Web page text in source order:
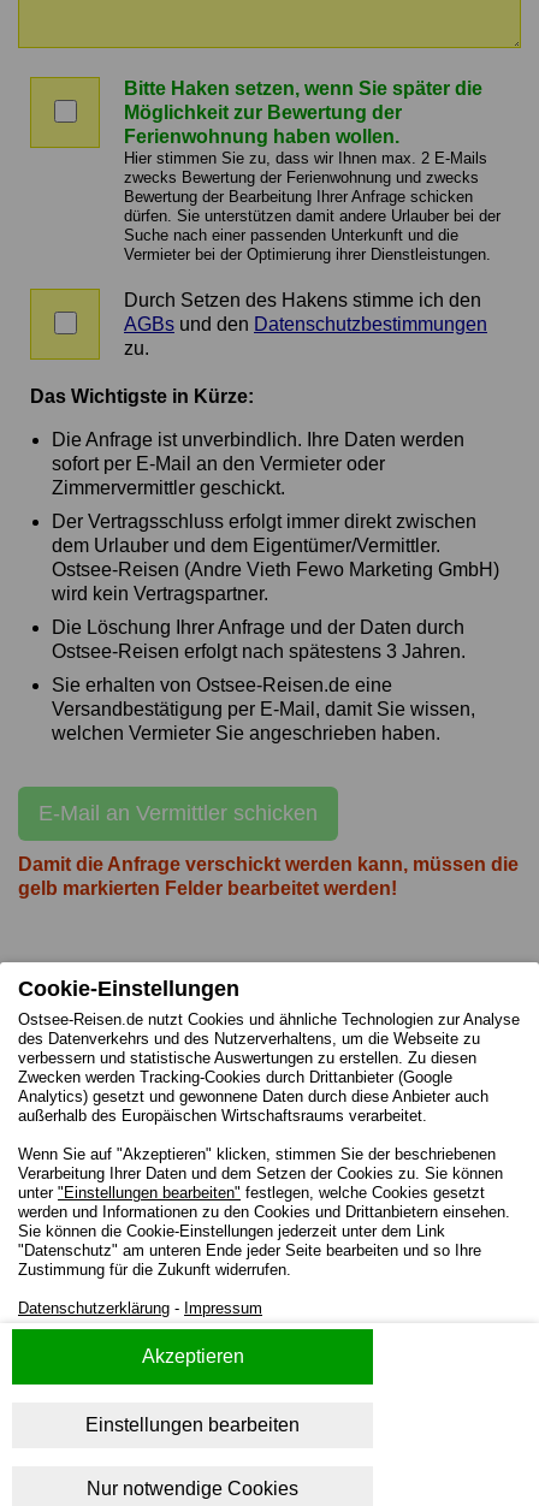
an
Vermittler
Haken
setzen,
wenn
später
Bewertung
haben
Bitte Haken setzen, wenn Sie später die
Möglichkeit zur Bewertung der
Ferienwohnung haben wollen.
Hier stimmen Sie zu, dass wir Ihnen max. 2 E-Mails
zwecks Bewertung der Ferienwohnung und zwecks
Bewertung der Bearbeitung Ihrer Anfrage schicken
dürfen. Sie unterstützen damit andere Urlauber bei der
Suche nach einer passenden Unterkunft und die
Vermieter bei der Optimierung ihrer Dienstleistungen.
Zustimmung
AGBs
und
Durch Setzen des Hakens stimme ich den
AGBs und den Datenschutzbestimmungen
zu.
Das Wichtigste in Kürze:
Die Anfrage ist unverbindlich. Ihre Daten werden
sofort per E-Mail an den Vermieter oder
Zimmervermittler geschickt.
Der Vertragsschluss erfolgt immer direkt zwischen
dem Urlauber und dem Eigentümer/Vermittler.
Ostsee-Reisen (Andre Vieth Fewo Marketing GmbH)
wird kein Vertragspartner.
Die Löschung Ihrer Anfrage und der Daten durch
Ostsee-Reisen erfolgt nach spätestens 3 Jahren.
Sie erhalten von Ostsee-Reisen.de eine
Versandbestätigung per E-Mail, damit Sie wissen,
welchen Vermieter Sie angeschrieben haben.
E-Mail an Vermittler schicken
Damit die Anfrage verschickt werden kann, müssen die
gelb markierten Felder bearbeitet werden!
Impressum des Vermittlers
Adresse
Herr Jasper Tiedemann
OstseeUrlaub Holm -- Unser OstseeUrlaub
Preetzer Straße 219
Deutschland
Telefon für Buchungen
0171 6980 746
0177 1460 187
Telefon
0177 1460 187
E-Mail
Ostseeurlaub.Holm@t-online.de
Umsatzsteuer-identifikationsnummer
20 148 04068
Home-Impressum-Datenschutz
aufgeführten Daten.
Copyright © 2026 - Ostsee-Reisen.de
Cookie-Einstellungen
Ostsee-Reisen.de nutzt Cookies und ähnliche Technologien zur Analyse
des Datenverkehrs und des Nutzerverhaltens, um die Webseite zu
verbessern und statistische Auswertungen zu erstellen. Zu diesen
Zwecken werden Tracking-Cookies durch Drittanbieter (Google
Analytics) gesetzt und gewonnene Daten durch diese Anbieter auch
außerhalb des Europäischen Wirtschaftsraums verarbeitet.
Wenn Sie auf "Akzeptieren" klicken, stimmen Sie der beschriebenen
Verarbeitung Ihrer Daten und dem Setzen der Cookies zu. Sie können
unter "Einstellungen bearbeiten" festlegen, welche Cookies gesetzt
werden und Informationen zu den Cookies und Drittanbietern einsehen.
Sie können die Cookie-Einstellungen jederzeit unter dem Link
"Datenschutz" am unteren Ende jeder Seite bearbeiten und so Ihre
Zustimmung für die Zukunft widerrufen.
Datenschutzerklärung - Impressum
Akzeptieren
Einstellungen bearbeiten
Nur notwendige Cookies